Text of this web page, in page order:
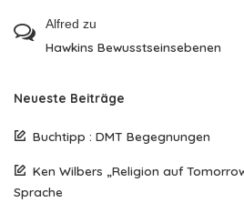
Alfred zu
Hawkins Bewusstseinsebenen
Neueste Beiträge
Buchtipp : DMT Begegnungen
Ken Wilbers „Religion auf
Sprache